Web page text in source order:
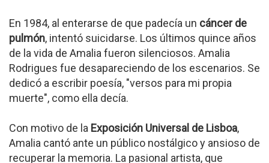
En 1984, al enterarse de que padecía un cáncer de
pulmón, intentó suicidarse. Los últimos quince años
de la vida de Amalia fueron silenciosos. Amalia
Rodrigues fue desapareciendo de los escenarios. Se
dedicó a escribir poesía, "versos para mi propia
muerte", como ella decía.
Con motivo de la Exposición Universal de Lisboa,
Amalia cantó ante un público nostálgico y ansioso de
recuperar la memoria. La pasional artista, que